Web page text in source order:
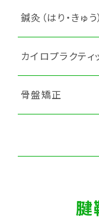
鍼灸（はり・きゅう）
カイロプラクティ
骨盤矯正
腱